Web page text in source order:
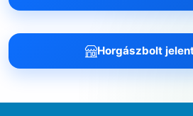
Horgászbolt